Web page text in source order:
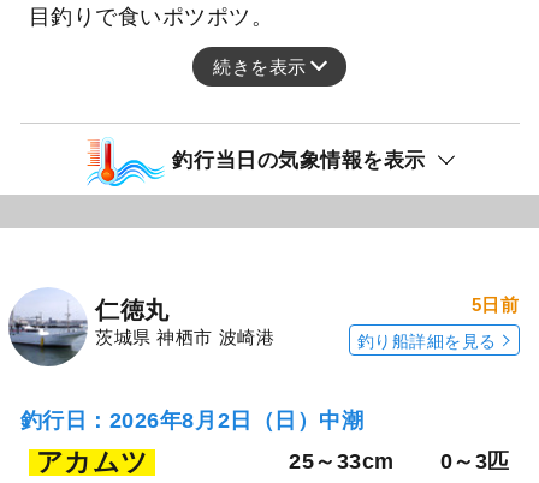
目釣りで食いポツポツ。
続きを表示
釣行当日の気象情報を表示
仁徳丸
茨城県 神栖市 波崎港
5日前
釣り船詳細を見る
釣行日：2026年8月2日（日）中潮
アカムツ 25～33cm 0～3匹